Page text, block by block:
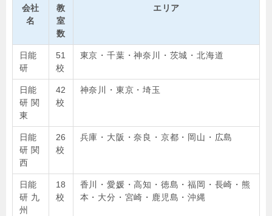
会社
名
教
室
数
エリア
日能
研
51
校
東京・千葉・神奈川・茨城・北海道
日能
研 関
東
42
校
神奈川・東京・埼玉
日能
研 関
西
26
校
兵庫・大阪・奈良・京都・岡山・広島
日能
研 九
州
18
校
香川・愛媛・高知・徳島・福岡・長崎・熊
本・大分・宮崎・鹿児島・沖縄